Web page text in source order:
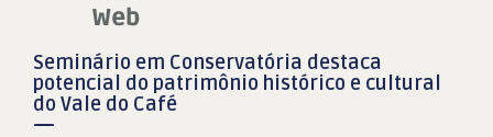
Seminário em Conservatória destaca
potencial do patrimônio histórico e cultural
do Vale do Café